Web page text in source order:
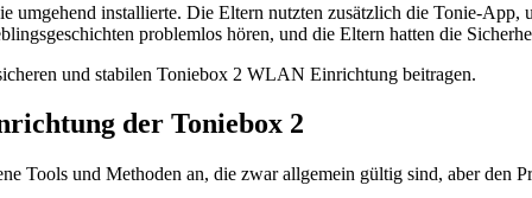
umgehend installierte. Die Eltern nutzten zusätzlich die Tonie-App,
problemlos hören, und die Eltern hatten die
und stabilen Toniebox 2 WLAN Einrichtung beitragen.
der Toniebox 2
Tools und Methoden an, die zwar allgemein gültig sind, aber den